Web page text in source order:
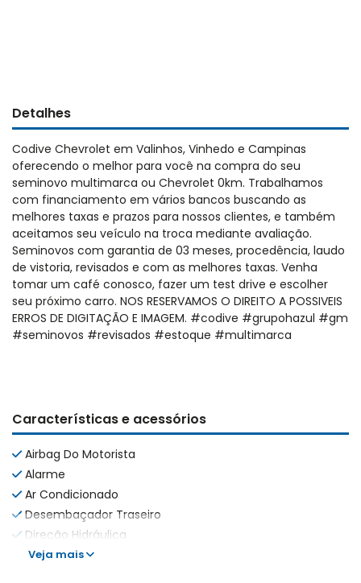
Detalhes
Codive Chevrolet em Valinhos, Vinhedo e Campinas
oferecendo o melhor para você na compra do seu
seminovo multimarca ou Chevrolet 0km. Trabalhamos
com financiamento em vários bancos buscando as
melhores taxas e prazos para nossos clientes, e também
aceitamos seu veículo na troca mediante avaliação.
Seminovos com garantia de 03 meses, procedência, laudo
de vistoria, revisados e com as melhores taxas. Venha
tomar um café conosco, fazer um test drive e escolher
seu próximo carro. NOS RESERVAMOS O DIREITO A POSSIVEIS
ERROS DE DIGITAÇÃO E IMAGEM. #codive #grupohazul #gm
#seminovos #revisados #estoque #multimarca
Características e acessórios
Airbag Do Motorista
Alarme
Ar Condicionado
Desembaçador Traseiro
Direção Hidráulica
Veja mais